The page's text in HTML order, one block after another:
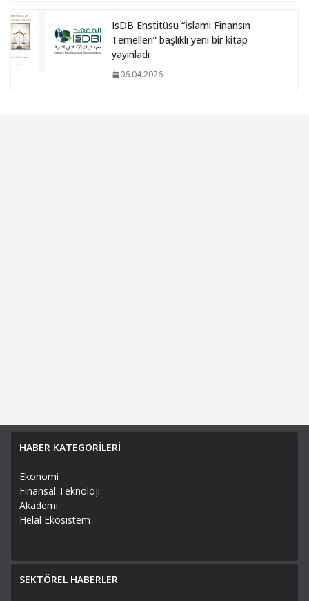
IsDB Enstitüsü “İslami Finansın
Temelleri” başlıklı yeni bir kitap
yayınladı
06.04.2026
HABER KATEGORİLERİ
Ekonomi
Finansal Teknoloji
Akademi
Helal Ekosistem
SEKTÖREL HABERLER